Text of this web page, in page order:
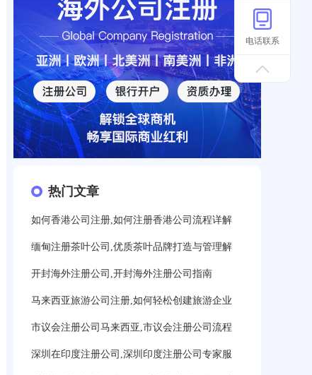
热门文章
如何香港公司注册,如何注册香港公司流程详解
缅甸注册茶叶公司,优质茶叶品牌打造与管理解
开封海外注册公司,开封海外注册公司指南
马来西亚旅游公司注册,如何轻松创建旅游企业
市议会注册公司马来西亚,市议会注册公司流程
深圳在印度注册公司,深圳印度注册公司专家服
电话联系